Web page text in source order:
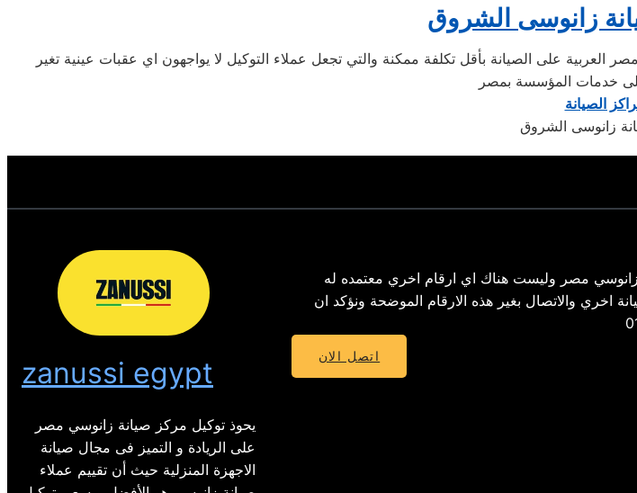
زانوسى الشروق
على الصيانة بأقل تكلفة ممكنة والتي تجعل عملاء التوكيل لا يواجهون اي عقبات عينية تغير
خدمات المؤسسة بمصر
الصيانة
زانوسى الشروق
zanussi egypt
يحوذ توكيل مركز صيانة زانوسي مصر
على الريادة و التميز فى مجال صيانة
الاجهزة المنزلية حيث أن تقييم عملاء
مصر وليست هناك اي ارقام اخري معتمده له
اي مراكز صيانة اخري والاتصال بغير هذه الارقام الموضحة ونؤكد ان
اتصل الان